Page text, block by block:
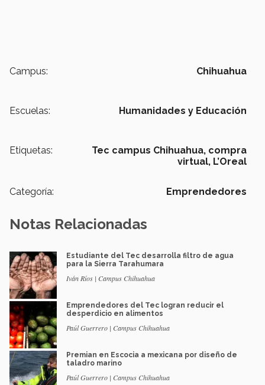
Campus: Chihuahua
Escuelas: Humanidades y Educación
Etiquetas: Tec campus Chihuahua, compra
virtual, L’Oreal
Categoría: Emprendedores
Notas Relacionadas
Estudiante del Tec desarrolla filtro de agua
para la Sierra Tarahumara
Iván Ríos | Campus Chihuahua
Emprendedores del Tec logran reducir el
desperdicio en alimentos
Paúl Guerrero | Campus Chihuahua
Premian en Escocia a mexicana por diseño de
taladro marino
Paúl Guerrero | Campus Chihuahua